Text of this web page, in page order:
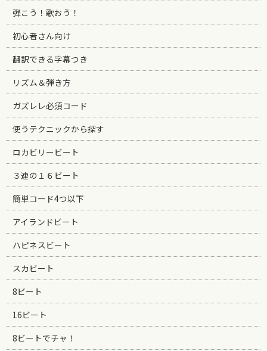
弾こう！歌おう！
初心者さん向け
翻訳できる字幕つき
リズム＆弾き方
ガズレレ必須コード
使うテクニックから探す
ロカビリービート
３連の１６ビート
簡単コード4つ以下
アイランドビート
ハピネスビート
スカビート
8ビート
16ビート
8ビートでチャ！